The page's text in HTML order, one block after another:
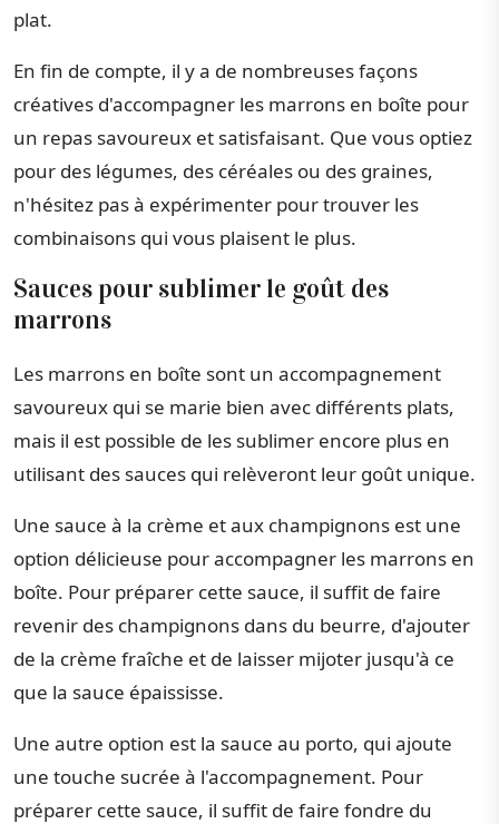
plat.
En fin de compte, il y a de nombreuses façons
créatives d'accompagner les marrons en boîte pour
un repas savoureux et satisfaisant. Que vous optiez
pour des légumes, des céréales ou des graines,
n'hésitez pas à expérimenter pour trouver les
combinaisons qui vous plaisent le plus.
Sauces pour sublimer le goût des
marrons
Les marrons en boîte sont un accompagnement
savoureux qui se marie bien avec différents plats,
mais il est possible de les sublimer encore plus en
utilisant des sauces qui relèveront leur goût unique.
Une sauce à la crème et aux champignons est une
option délicieuse pour accompagner les marrons en
boîte. Pour préparer cette sauce, il suffit de faire
revenir des champignons dans du beurre, d'ajouter
de la crème fraîche et de laisser mijoter jusqu'à ce
que la sauce épaississe.
Une autre option est la sauce au porto, qui ajoute
une touche sucrée à l'accompagnement. Pour
préparer cette sauce, il suffit de faire fondre du